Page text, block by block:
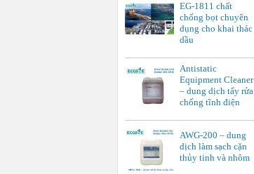
EG-1811 chất
chống bọt chuyên
dụng cho khai thác
dầu
Antistatic
Equipment Cleaner
– dung dịch tẩy rửa
chống tĩnh điện
AWG-200 – dung
dịch làm sạch cặn
thủy tinh và nhôm